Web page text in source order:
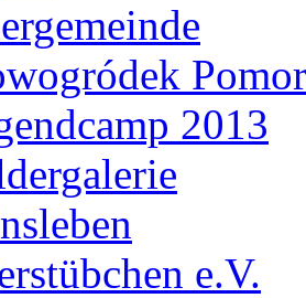
2013
e.V.